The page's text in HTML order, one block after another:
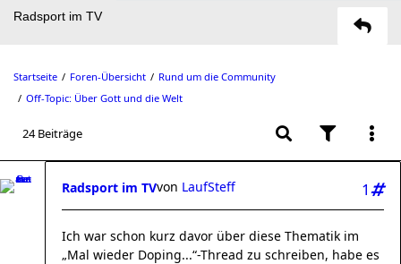
Radsport im TV
Startseite Foren-Übersicht
Rund um die Community
Off-Topic: Über Gott und die Welt
24 Beiträge
Radsport im TV 1
von LaufSteff
Ich war schon kurz davor über diese Thematik im
„Mal wieder Doping...“-Thread zu schreiben, habe es